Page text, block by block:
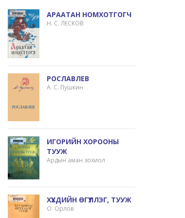
АРААТАН НОМХОТГОГЧ
Н. С. ЛЕСКОВ
РОСЛАВЛЕВ
А. С. Пушкин
ИГОРИЙН ХОРООНЫ
ТУУЖ
Ардын аман зохиол
ХҮҮХДИЙН ӨГҮҮЛЛЭГ, ТУУЖ
О. Орлов